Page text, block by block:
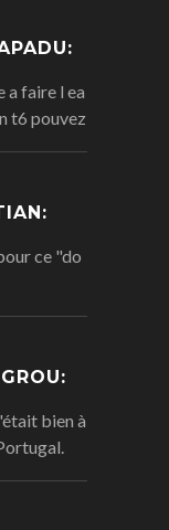
a faire l ea
t6 pouvez
ce "do
bien à